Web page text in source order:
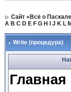
Сайт «Всё о
A B C D E F G H J K L M
Write (процедура)
Главная